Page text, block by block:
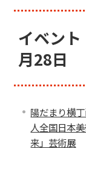
イベン
月28日
陽だまり横
人全国日本
来」芸術展